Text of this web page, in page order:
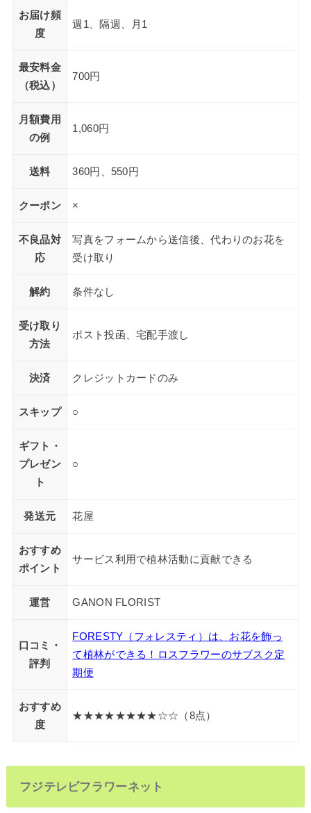
お届け頻
度
週1、隔週、月1
最安料金
（税込）
700円
月額費用
の例
1,060円
送料 360円、550円
クーポン ×
不良品対
応
写真をフォームから送信後、代わりのお花を
受け取り
解約 条件なし
受け取り
方法
ポスト投函、宅配手渡し
決済 クレジットカードのみ
スキップ ○
ギフト・
プレゼン
ト
○
発送元 花屋
おすすめ
ポイント
サービス利用で植林活動に貢献できる
運営 GANON FLORIST
口コミ・
評判
FORESTY（フォレスティ）は、お花を飾っ
て植林ができる！ロスフラワーのサブスク定
期便
おすすめ
度
★★★★★★★★☆☆（8点）
フジテレビフラワーネット